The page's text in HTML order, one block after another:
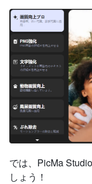
では、PicMa
しょう！